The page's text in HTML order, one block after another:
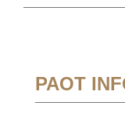
PAOT